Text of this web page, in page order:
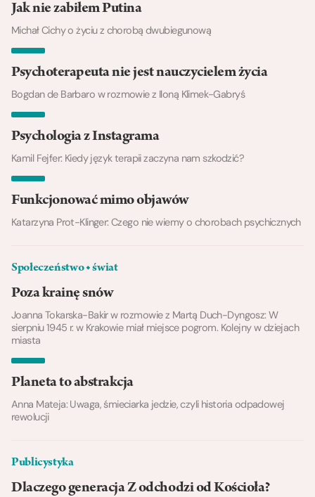
Jak nie zabiłem Putina
Michał Cichy o życiu z chorobą dwubiegunową
Psychoterapeuta nie jest nauczycielem życia
Bogdan de Barbaro w rozmowie z Iloną Klimek-Gabryś
Psychologia z Instagrama
Kamil Fejfer: Kiedy język terapii zaczyna nam szkodzić?
Funkcjonować mimo objawów
Katarzyna Prot-Klinger: Czego nie wiemy o chorobach psychicznych
Społeczeństwo ◆ świat
Poza krainę snów
Joanna Tokarska-Bakir w rozmowie z Martą Duch-Dyngosz: W
sierpniu 1945 r. w Krakowie miał miejsce pogrom. Kolejny w dziejach
miasta
Planeta to abstrakcja
Anna Mateja: Uwaga, śmieciarka jedzie, czyli historia odpadowej
rewolucji
Publicystyka
Dlaczego generacja Z odchodzi od Kościoła?